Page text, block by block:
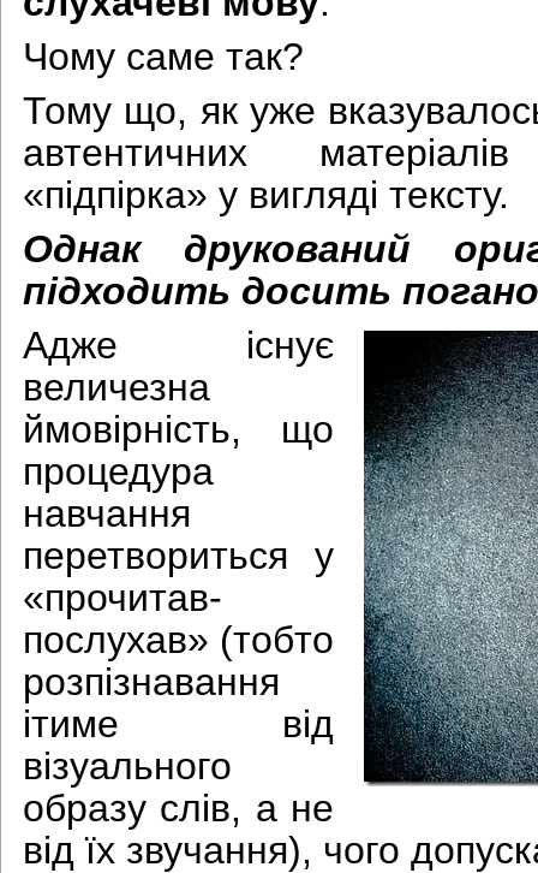
Чому саме так?
Тому що, як уже
автентичних
«підпірка» у вигляді тексту.
Однак друкований
підходить досить погано
Адже існує
величезна
ймовірність, що
процедура
навчання
перетвориться у
«прочитав-
послухав» (тобто
розпізнавання
ітиме від
візуального
образу слів, а не
від їх звучання), чого